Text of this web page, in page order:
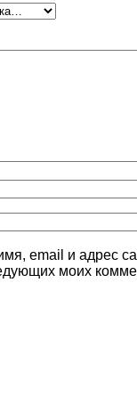
email и адрес
моих